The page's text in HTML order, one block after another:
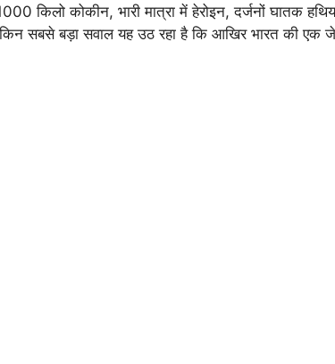
किलो कोकीन, भारी मात्रा में हेरोइन, दर्जनों घातक
सबसे बड़ा सवाल यह उठ रहा है कि आखिर भारत की एक